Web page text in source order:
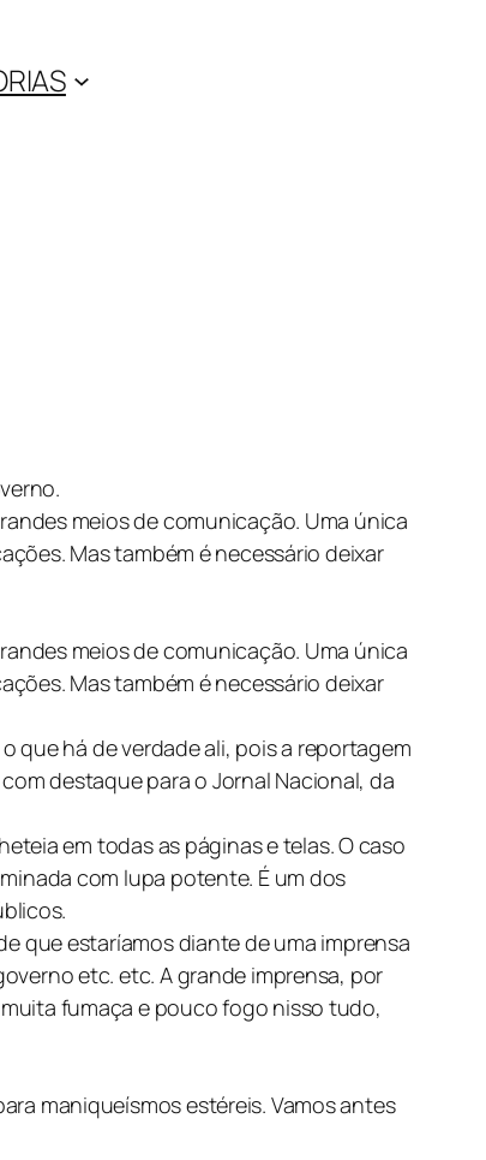
meios de comunicação. Uma única
Mas também é necessário deixar
meios de comunicação. Uma única
Mas também é necessário deixar
que há de verdade ali, pois a reportagem
destaque para o Jornal Nacional, da
em todas as páginas e telas. O caso
com lupa potente. É um dos
que estaríamos diante de uma imprensa
etc. etc. A grande imprensa, por
fumaça e pouco fogo nisso tudo,
maniqueísmos estéreis. Vamos antes